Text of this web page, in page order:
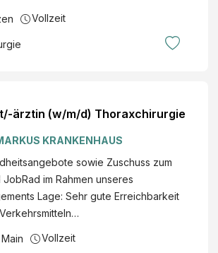
Vollzeit
ärztin (w/m/d) Thoraxchirurgie
KRANKENHAUS
sowie Zuschuss zum
im Rahmen unseres
Lage: Sehr gute Erreichbarkeit
Vollzeit